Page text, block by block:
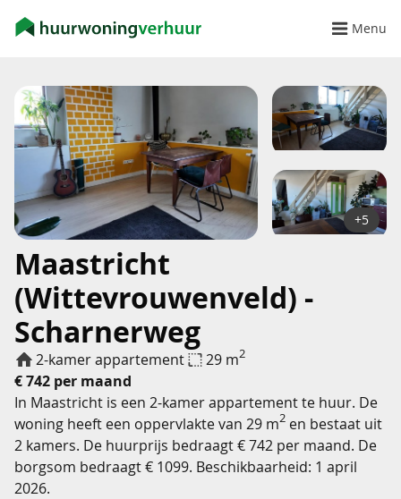
Menu
Maastricht
(Wittevrouwenveld) -
Scharnerweg
2-kamer appartement 29 m2
€ 742 per maand
+5
In Maastricht is een 2-kamer appartement te huur. De
woning heeft een oppervlakte van 29 m2 en bestaat uit
2 kamers. De huurprijs bedraagt € 742 per maand. De
borgsom bedraagt € 1099. Beschikbaarheid: 1 april
2026.